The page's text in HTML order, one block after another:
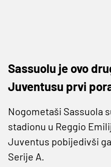
Sassuolu je ovo
Juventusu prvi
Nogometaši Sassuola
stadionu u Reggio
Juventus pobijedivši
Serije A.